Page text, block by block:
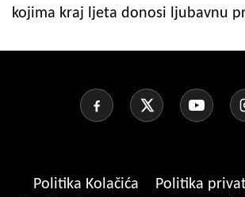
kojima kraj ljeta donosi ljubavnu
Politika Kolačića Politika